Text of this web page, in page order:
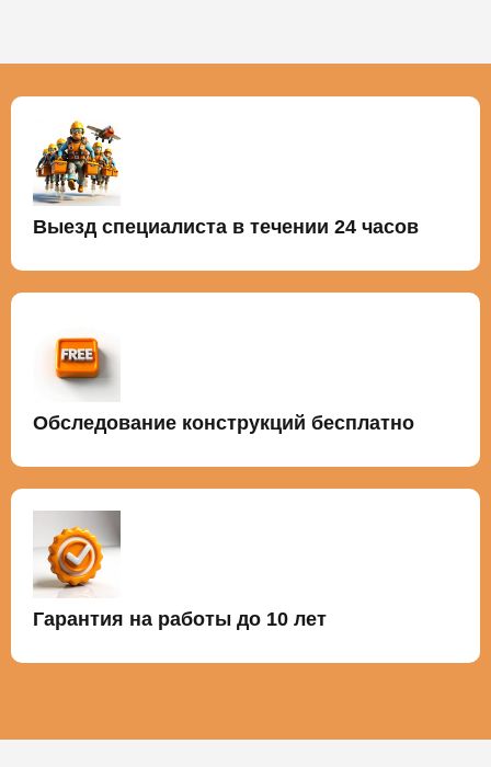
Выезд специалиста в течении 24 часов
Обследование конструкций бесплатно
Гарантия на работы до 10 лет